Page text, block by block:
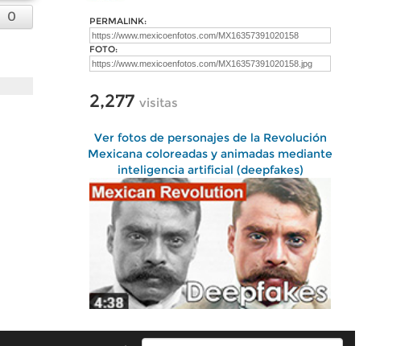
0 PERMALINK:
FOTO:
2,277 visitas
Ver fotos de personajes de la Revolución
Mexicana coloreadas y animadas mediante
inteligencia artificial (deepfakes)